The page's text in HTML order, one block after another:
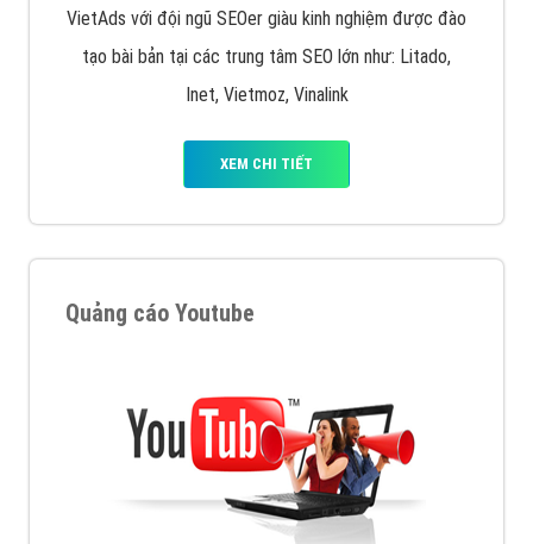
VietAds với đội ngũ SEOer giàu kinh nghiệm được đào
tạo bài bản tại các trung tâm SEO lớn như: Litado,
Inet, Vietmoz, Vinalink
XEM CHI TIẾT
Quảng cáo Youtube